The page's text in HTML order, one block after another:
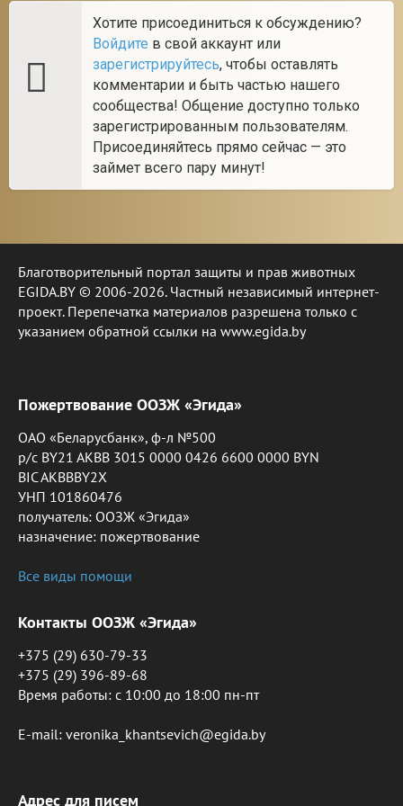
Хотите присоединиться к обсуждению?
Войдите в свой аккаунт или
зарегистрируйтесь, чтобы оставлять
комментарии и быть частью нашего
сообщества! Общение доступно только
зарегистрированным пользователям.
Присоединяйтесь прямо сейчас — это
займет всего пару минут!
Благотворительный портал защиты и прав животных
EGIDA.BY © 2006-2026. Частный независимый интернет-
проект. Перепечатка материалов разрешена только с
указанием обратной ссылки на www.egida.by
Пожертвование ООЗЖ «Эгида»
ОАО «Беларусбанк», ф-л №500
р/с BY21 AKBB 3015 0000 0426 6600 0000 BYN
BIC AKBBBY2X
УНП 101860476
получатель: ООЗЖ «Эгида»
назначение: пожертвование
Все виды помощи
Контакты ООЗЖ «Эгида»
+375 (29) 630-79-33
+375 (29) 396-89-68
Время работы: c 10:00 до 18:00 пн-пт
E-mail: veronika_khantsevich@egida.by
Адрес для писем